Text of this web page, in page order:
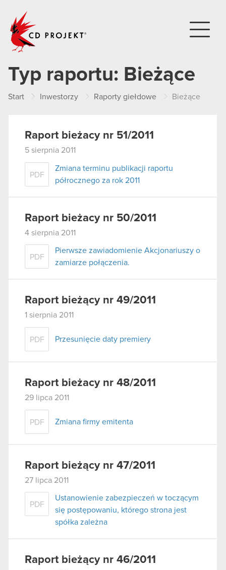
Typ raportu: Bieżące
Start Inwestorzy Raporty giełdowe Bieżące
Raport bieżacy nr 51/2011
5 sierpnia 2011
PDF
Zmiana terminu publikacji raportu
półrocznego za rok 2011
Raport bieżacy nr 50/2011
4 sierpnia 2011
PDF
Pierwsze zawiadomienie Akcjonariuszy o
zamiarze połączenia.
Raport bieżący nr 49/2011
1 sierpnia 2011
PDF Przesunięcie daty premiery
Raport bieżacy nr 48/2011
29 lipca 2011
PDF Zmiana firmy emitenta
Raport bieżący nr 47/2011
27 lipca 2011
PDF
Ustanowienie zabezpieczeń w toczącym
się postępowaniu, którego strona jest
spółka zależna
Raport bieżący nr 46/2011